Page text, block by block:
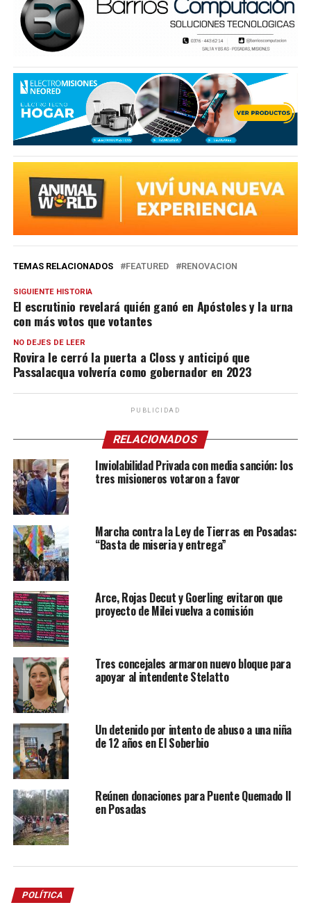
TEMAS RELACIONADOS FEATURED RENOVACION
SIGUIENTE HISTORIA
El escrutinio revelará quién ganó en Apóstoles y la urna
con más votos que votantes
NO DEJES DE LEER
Rovira le cerró la puerta a Closs y anticipó que
Passalacqua volvería como gobernador en 2023
PUBLICIDAD
RELACIONADOS
Inviolabilidad Privada con media sanción: los
tres misioneros votaron a favor
Marcha contra la Ley de Tierras en Posadas:
“Basta de miseria y entrega”
Arce, Rojas Decut y Goerling evitaron que
proyecto de Milei vuelva a comisión
Tres concejales armaron nuevo bloque para
apoyar al intendente Stelatto
Un detenido por intento de abuso a una niña
de 12 años en El Soberbio
Reúnen donaciones para Puente Quemado II
en Posadas
POLÍTICA